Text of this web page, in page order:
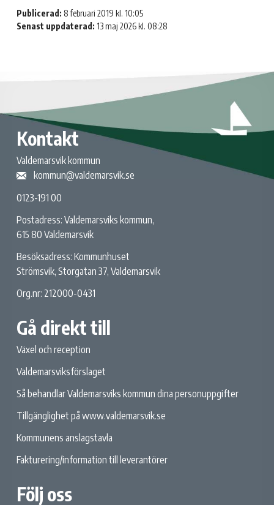
Publicerad: 8 februari 2019 kl. 10:05
Senast uppdaterad: 13 maj 2026 kl. 08:28
Kontakt
Valdemarsvik kommun
kommun@valdemarsvik.se
0123-191 00
Postadress: Valdemarsviks kommun,
615 80 Valdemarsvik
Besöksadress: Kommunhuset
Strömsvik, Storgatan 37, Valdemarsvik
Org.nr: 212000-0431
Gå direkt till
Växel och reception
Valdemarsviksförslaget
Så behandlar Valdemarsviks kommun dina personuppgifter
Tillgänglighet på www.valdemarsvik.se
Kommunens anslagstavla
Fakturering/information till leverantörer
Följ oss